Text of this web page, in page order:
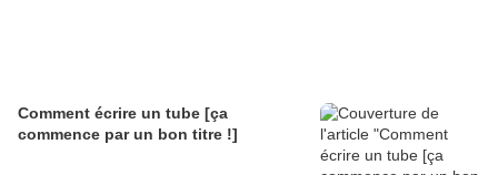
Comment écrire un tube [ça
commence par un bon titre !]